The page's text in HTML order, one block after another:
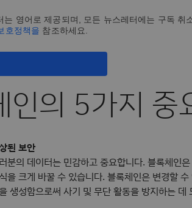
는 영어로 제공되며, 모든 뉴스레터에는 구독 취
호정책을 참조하세요.
인의 5가지 중
된 보안
분의 데이터는 민감하고 중요합니다. 블록체인
을 크게 바꿀 수 있습니다. 블록체인은 변경할
생성함으로써 사기 및 무단 활동을 방지하는 데